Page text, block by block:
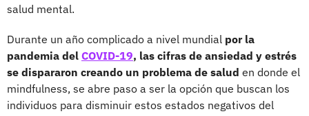
salud mental.
Durante un año complicado a nivel mundial por la
pandemia del COVID-19, las cifras de ansiedad y estrés
se dispararon creando un problema de salud en donde el
mindfulness, se abre paso a ser la opción que buscan los
individuos para disminuir estos estados negativos del